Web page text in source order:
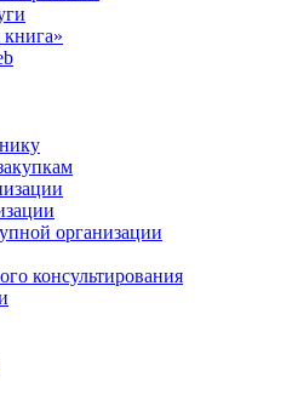
организации
консультирования